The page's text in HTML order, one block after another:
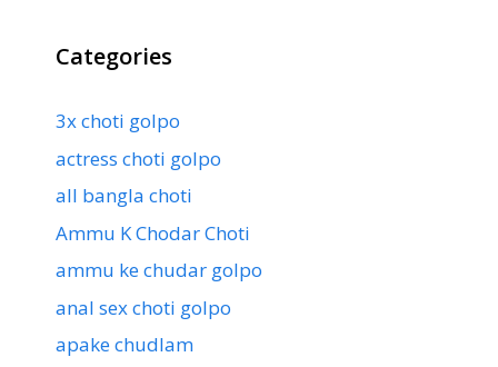
Categories
3x choti golpo
actress choti golpo
all bangla choti
Ammu K Chodar Choti
ammu ke chudar golpo
anal sex choti golpo
apake chudlam